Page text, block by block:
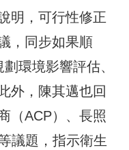
明，可行性修正
，同步如果順
環境影響評估、
外，陳其邁也回
（ACP）、長照
議題，指示衛生